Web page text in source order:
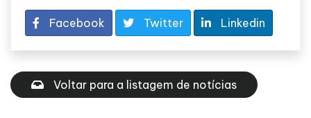
Facebook Twitter Linkedin
Voltar para a listagem de notícias